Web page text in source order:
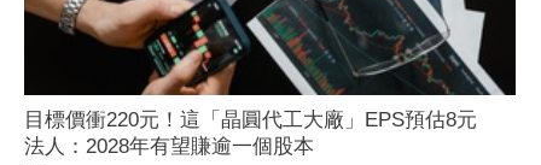
目標價衝220元！這「晶圓代工大廠」EPS預估8元
法人：2028年有望賺逾一個股本